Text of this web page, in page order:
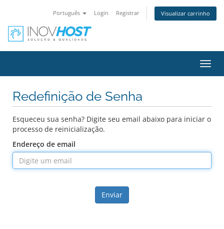
Português Login Registrar Visualizar carrinho
Redefinição de Senha
Esqueceu sua senha? Digite seu email abaixo para iniciar o
processo de reinicialização.
Endereço de email
Enviar